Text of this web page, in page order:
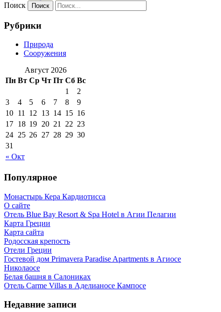
Поиск
Рубрики
Природа
Сооружения
Август 2026
Пн Вт Ср Чт Пт Сб Вс
« Окт
1
2
3
4 5 6 7 8
9
10 11 12 13 14 15 16
17 18 19 20 21 22 23
24 25 26 27 28 29 30
31
Популярное
Монастырь Кера Кардиотисса
О сайте
Отель Blue Bay Resort & Spa Hotel в Агии Пелагии
Карта Греции
Карта сайта
Родосская крепость
Отели Греции
Гостевой дом Primavera Paradise Apartments в Агиосе
Николаосе
Белая башня в Салониках
Отель Carme Villas в Аделианосе Кампосе
Недавние записи